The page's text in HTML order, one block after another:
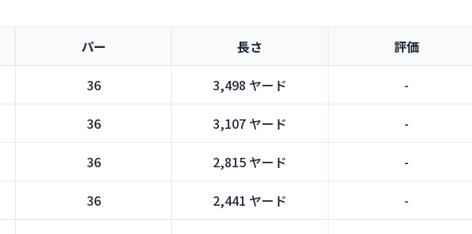
パー 長さ 評価
36 3,498 ヤード -
36 3,107 ヤード -
36 2,815 ヤード -
36 2,441 ヤード -